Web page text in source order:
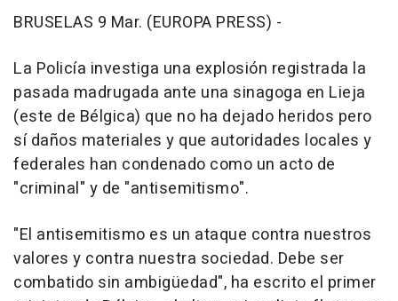
BRUSELAS 9 Mar. (EUROPA PRESS) -
La Policía investiga una explosión registrada la
pasada madrugada ante una sinagoga en Lieja
(este de Bélgica) que no ha dejado heridos pero
sí daños materiales y que autoridades locales y
federales han condenado como un acto de
"criminal" y de "antisemitismo".
"El antisemitismo es un ataque contra nuestros
valores y contra nuestra sociedad. Debe ser
combatido sin ambigüedad", ha escrito el primer